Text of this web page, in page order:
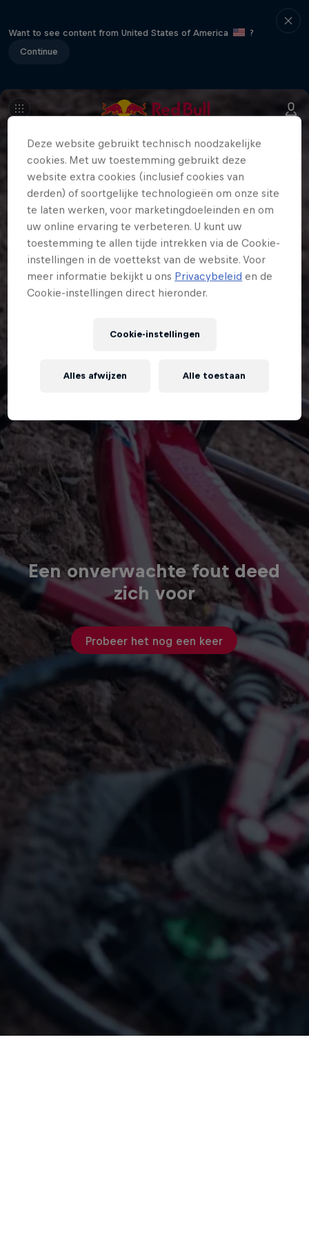
Want to see content from United States of America
?
Continue
Een onverwachte fout deed
zich voor
Probeer het nog een keer
Deze website gebruikt technisch noodzakelijke
cookies. Met uw toestemming gebruikt deze
website extra cookies (inclusief cookies van
derden) of soortgelijke technologieën om onze site
te laten werken, voor marketingdoeleinden en om
uw online ervaring te verbeteren. U kunt uw
toestemming te allen tijde intrekken via de Cookie-
instellingen in de voettekst van de website. Voor
meer informatie bekijkt u ons Privacybeleid en de
Cookie-instellingen direct hieronder.
Cookie-instellingen
Alles afwijzen Alle toestaan